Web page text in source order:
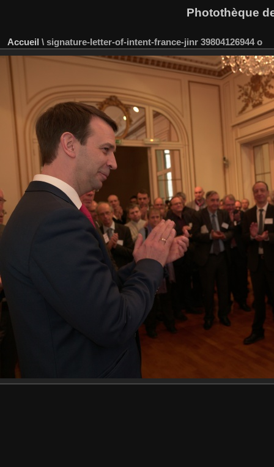
Photothèque
Accueil \ signature-letter-of-intent-france-jinr 39804126944 o